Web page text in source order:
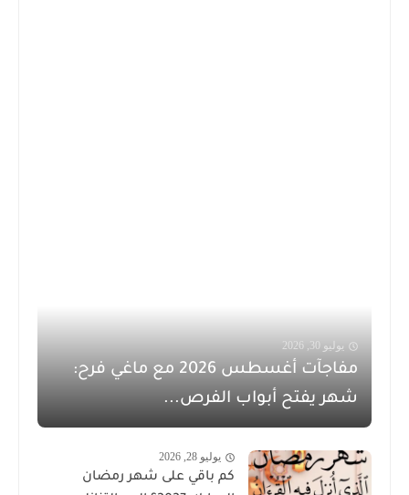
يوليو 30, 2026
مفاجآت أغسطس 2026 مع ماغي فرح:
شهر يفتح أبواب الفرص...
يوليو 28, 2026
كم باقي على شهر رمضان